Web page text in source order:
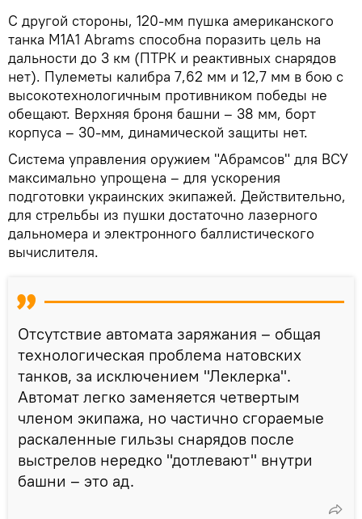
С другой стороны, 120-мм пушка американского
танка M1A1 Abrams способна поразить цель на
дальности до 3 км (ПТРК и реактивных снарядов
нет). Пулеметы калибра 7,62 мм и 12,7 мм в бою с
высокотехнологичным противником победы не
обещают. Верхняя броня башни – 38 мм, борт
корпуса – 30-мм, динамической защиты нет.
Система управления оружием "Абрамсов" для ВСУ
максимально упрощена – для ускорения
подготовки украинских экипажей. Действительно,
для стрельбы из пушки достаточно лазерного
дальномера и электронного баллистического
вычислителя.
Отсутствие автомата заряжания – общая
технологическая проблема натовских
танков, за исключением "Леклерка".
Автомат легко заменяется четвертым
членом экипажа, но частично сгораемые
раскаленные гильзы снарядов после
выстрелов нередко "дотлевают" внутри
башни – это ад.